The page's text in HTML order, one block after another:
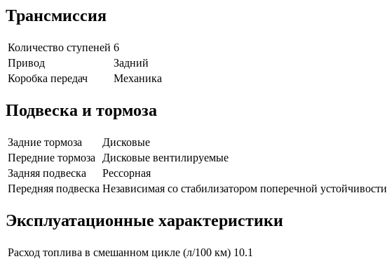
Трансмиссия
Количество ступеней 6
Привод
Задний
Коробка передач
Механика
Подвеска и тормоза
Задние тормоза
Дисковые
Передние тормоза
Дисковые вентилируемые
Задняя подвеска
Рессорная
Передняя подвеска Независимая со стабилизатором поперечной устойчивости
Эксплуатационные характеристики
Расход топлива в смешанном цикле (л/100 км) 10.1